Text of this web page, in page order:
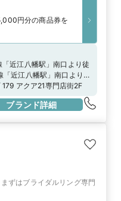
円分の商品券を
近江八幡駅」南口より徒
「近江八幡駅」南口より徒
方は、名神高速道路下り
㎞）。「イオン・アクア
さい。
アクア21専門店街2F
ブランド詳細
ずはブライダルリング専門